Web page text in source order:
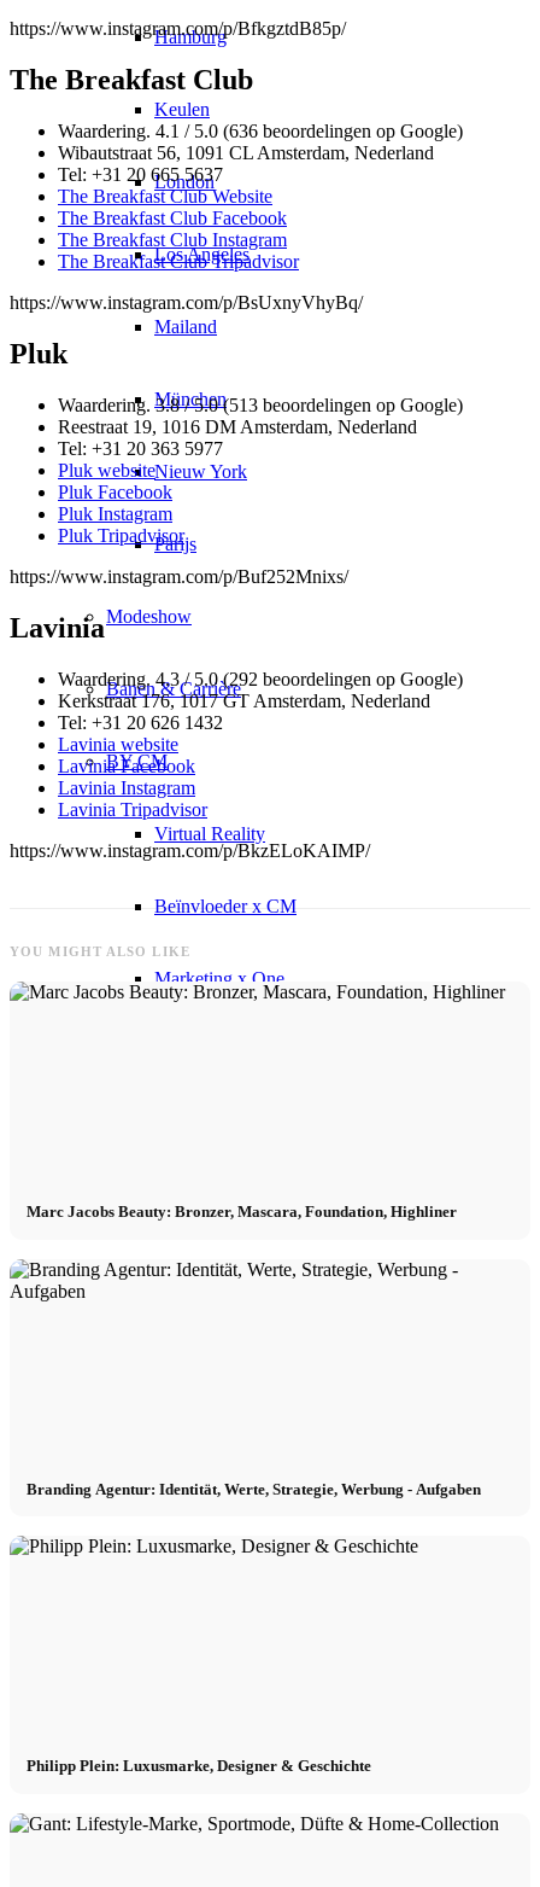
Hamburg
Keulen
London
Los Angeles
Mailand
München
Nieuw York
Parijs
Modeshow
Banen & Carrière
BY CM
Virtual Reality
Beïnvloeder x CM
Marketing x One
Beïnvloeder
Performance Marketing
Beïnvloedermarketing
Toepassen
https://www.instagram.com/p/BfkgztdB85p/
The Breakfast Club
Waardering. 4.1 / 5.0 (636 beoordelingen op Google)
Wibautstraat 56, 1091 CL Amsterdam, Nederland
Tel: +31 20 665 5637
The Breakfast Club Website
The Breakfast Club Facebook
The Breakfast Club Instagram
The Breakfast Club Tripadvisor
https://www.instagram.com/p/BsUxnyVhyBq/
Pluk
Waardering. 3.8 / 5.0 (513 beoordelingen op Google)
Reestraat 19, 1016 DM Amsterdam, Nederland
Tel: +31 20 363 5977
Pluk website
Pluk Facebook
Pluk Instagram
Pluk Tripadvisor
https://www.instagram.com/p/Buf252Mnixs/
Lavinia
Waardering. 4.3 / 5.0 (292 beoordelingen op Google)
Kerkstraat 176, 1017 GT Amsterdam, Nederland
Tel: +31 20 626 1432
Lavinia website
Lavinia Facebook
Lavinia Instagram
Lavinia Tripadvisor
https://www.instagram.com/p/BkzELoKAIMP/
YOU MIGHT ALSO LIKE
Marc Jacobs Beauty: Bronzer, Mascara, Foundation, Highliner
Branding Agentur: Identität, Werte, Strategie, Werbung - Aufgaben
Philipp Plein: Luxusmarke, Designer & Geschichte